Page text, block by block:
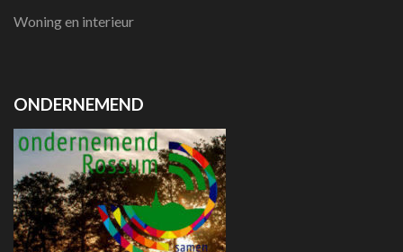
Woning en interieur
ONDERNEMEND